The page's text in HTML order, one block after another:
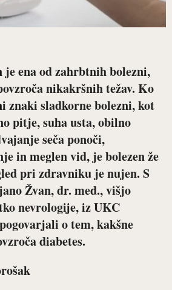
je ena od zahrbtnih bolezni,
nikakršnih težav. Ko
znaki sladkorne bolezni, kot
pitje, suha usta, obilno
seča ponoči,
in meglen vid, je bolezen že
pri zdravniku je nujen. S
Žvan, dr. med., višjo
nevrologije, iz UKC
o tem, kakšne
diabetes.